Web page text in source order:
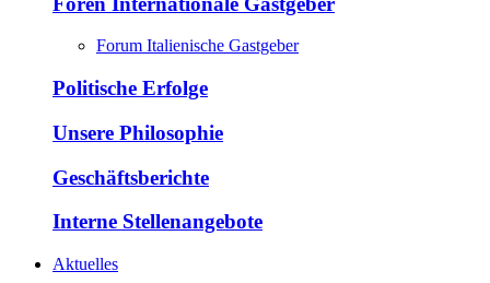
Forum Italienische Gastgeber
Politische Erfolge
Unsere Philosophie
Geschäftsberichte
Interne Stellenangebote
Aktuelles